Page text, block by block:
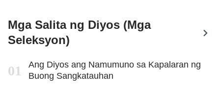
Mga Salita ng Diyos (Mga
Seleksyon)
Ang Diyos ang Namumuno sa Kapalaran ng
Buong Sangkatauhan